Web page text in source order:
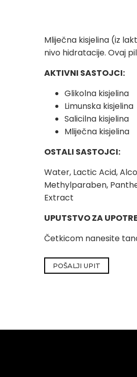
Mliječna kisjelina (iz
nivo hidratacije. Ovaj
AKTIVNI SASTOJCI:
Glikolna kisjelina
Limunska kisjelina
Salicilna kisjelina
Mliječna kisjelina
OSTALI SASTOJCI:
Water, Lactic Acid,
Methylparaben,
Extract
UPUTSTVO ZA
Četkicom nanesite
POŠALJI UPIT